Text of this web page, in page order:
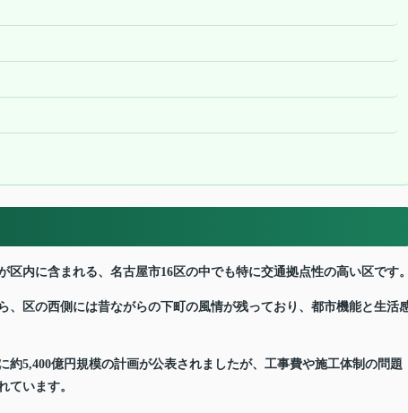
内に含まれる、名古屋市16区の中でも特に交通拠点性の高い区です
、区の西側には昔ながらの下町の風情が残っており、都市機能と生活
約5,400億円規模の計画が公表されましたが、工事費や施工体制の問題
ています。